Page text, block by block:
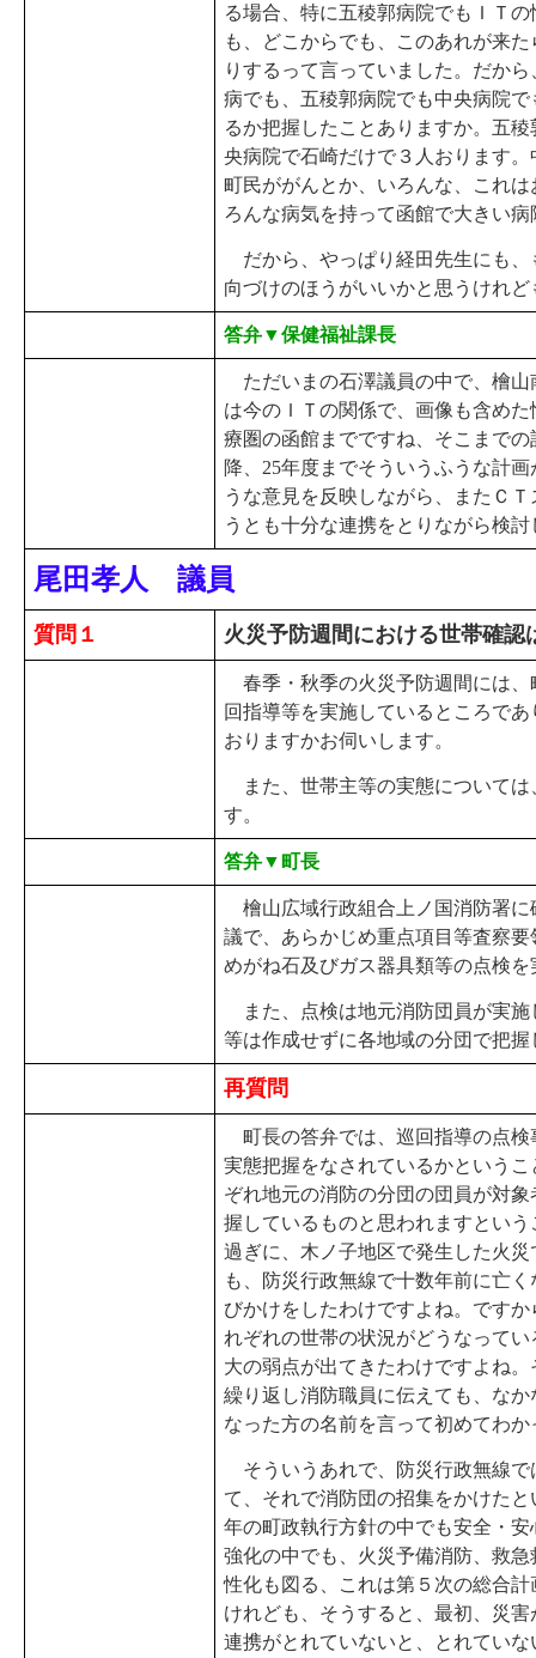
る場合、特に五稜郭病院でもＩＴ
も、どこからでも、このあれが来
りするって言っていました。だか
病でも、五稜郭病院でも中央病院
るか把握したことありますか。五
央病院で石崎だけで３人おります
町民ががんとか、いろんな、これ
ろんな病気を持って函館で大きい
だから、やっぱり経田先生にも、
向づけのほうがいいかと思うけれ
答弁▼保健福祉課長
ただいまの石澤議員の中で、檜山
は今のＩＴの関係で、画像も含め
療圏の函館までですね、そこまで
降、25年度までそういうふうな計
うな意見を反映しながら、またＣ
うとも十分な連携をとりながら検
尾田孝人 議員
質問１ 火災予防週間における世帯確認
春季・秋季の火災予防週間には、
回指導等を実施しているところで
おりますかお伺いします。
また、世帯主等の実態については
す。
答弁▼町長
檜山広域行政組合上ノ国消防署に
議で、あらかじめ重点項目等査察
めがね石及びガス器具類等の点検
また、点検は地元消防団員が実施
等は作成せずに各地域の分団で把
再質問
町長の答弁では、巡回指導の点検
実態把握をなされているかという
ぞれ地元の消防の分団の団員が対
握しているものと思われますとい
過ぎに、木ノ子地区で発生した火
も、防災行政無線で十数年前に亡
びかけをしたわけですよね。です
れぞれの世帯の状況がどうなって
大の弱点が出てきたわけですよね
繰り返し消防職員に伝えても、な
なった方の名前を言って初めてわか
そういうあれで、防災行政無線で
て、それで消防団の招集をかけた
年の町政執行方針の中でも安全・
強化の中でも、火災予備消防、救
性化も図る、これは第５次の総合
けれども、そうすると、最初、災
連携がとれていないと、とれてい